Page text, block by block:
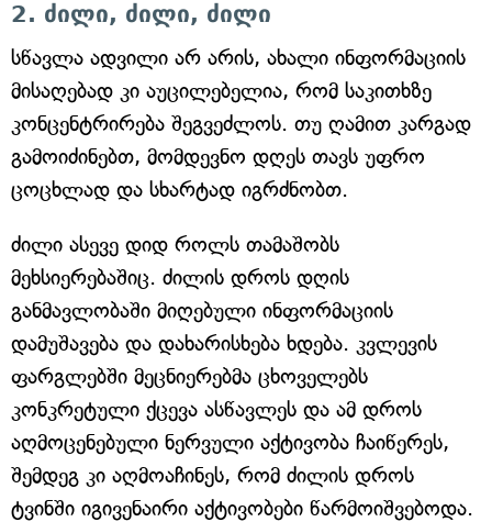
2. ძილი, ძილი, ძილი
სწავლა ადვილი არ არის, ახალი ინფორმაციის
მისაღებად კი აუცილებელია, რომ საკითხზე
კონცენტრირება შეგვეძლოს. თუ ღამით კარგად
გამოიძინებთ, მომდევნო დღეს თავს უფრო
ცოცხლად და სხარტად იგრძნობთ.
ძილი ასევე დიდ როლს თამაშობს
მეხსიერებაშიც. ძილის დროს დღის
განმავლობაში მიღებული ინფორმაციის
დამუშავება და დახარისხება ხდება. კვლევის
ფარგლებში მეცნიერებმა ცხოველებს
კონკრეტული ქცევა ასწავლეს და ამ დროს
აღმოცენებული ნერვული აქტივობა ჩაიწერეს,
შემდეგ კი აღმოაჩინეს, რომ ძილის დროს
ტვინში იგივენაირი აქტივობები წარმოიშვებოდა.